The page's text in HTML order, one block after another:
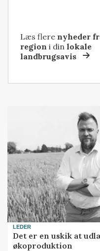
Læs flere nyheder
region i dinlokale
landbrugsavis
LEDER
Det er en uskik at
økoproduktion